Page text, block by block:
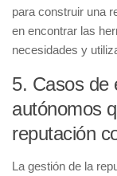
para construir una
en encontrar las
necesidades y
5. Casos de
autónomos
reputación
La gestión de la